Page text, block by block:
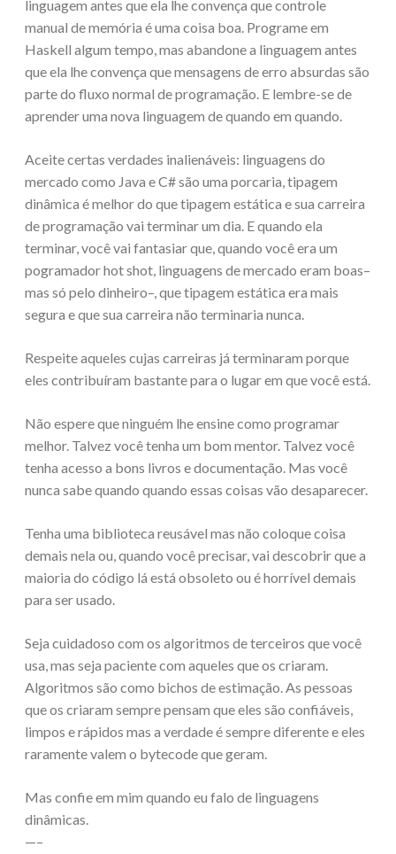
linguagem antes que ela lhe convença que controle
manual de memória é uma coisa boa. Programe em
Haskell algum tempo, mas abandone a linguagem antes
que ela lhe convença que mensagens de erro absurdas são
parte do fluxo normal de programação. E lembre-se de
aprender uma nova linguagem de quando em quando.
Aceite certas verdades inalienáveis: linguagens do
mercado como Java e C# são uma porcaria, tipagem
dinâmica é melhor do que tipagem estática e sua carreira
de programação vai terminar um dia. E quando ela
terminar, você vai fantasiar que, quando você era um
pogramador hot shot, linguagens de mercado eram boas–
mas só pelo dinheiro–, que tipagem estática era mais
segura e que sua carreira não terminaria nunca.
Respeite aqueles cujas carreiras já terminaram porque
eles contribuíram bastante para o lugar em que você está.
Não espere que ninguém lhe ensine como programar
melhor. Talvez você tenha um bom mentor. Talvez você
tenha acesso a bons livros e documentação. Mas você
nunca sabe quando quando essas coisas vão desaparecer.
Tenha uma biblioteca reusável mas não coloque coisa
demais nela ou, quando você precisar, vai descobrir que a
maioria do código lá está obsoleto ou é horrível demais
para ser usado.
Seja cuidadoso com os algoritmos de terceiros que você
usa, mas seja paciente com aqueles que os criaram.
Algoritmos são como bichos de estimação. As pessoas
que os criaram sempre pensam que eles são confiáveis,
limpos e rápidos mas a verdade é sempre diferente e eles
raramente valem o bytecode que geram.
Mas confie em mim quando eu falo de linguagens
dinâmicas.
—–